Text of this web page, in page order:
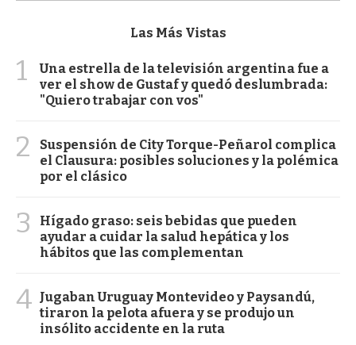
Las Más Vistas
1
Una estrella de la televisión argentina fue a
ver el show de Gustaf y quedó deslumbrada:
"Quiero trabajar con vos"
2
Suspensión de City Torque-Peñarol complica
el Clausura: posibles soluciones y la polémica
por el clásico
3
Hígado graso: seis bebidas que pueden
ayudar a cuidar la salud hepática y los
hábitos que las complementan
4 Jugaban Uruguay Montevideo y Paysandú,
tiraron la pelota afuera y se produjo un
insólito accidente en la ruta